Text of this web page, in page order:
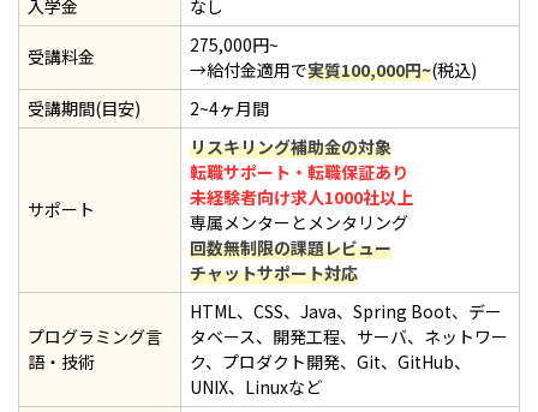
入学金
なし
受講料金
275,000円~
→給付金適用で実質100,000円~(税込)
受講期間(目安)
2~4ヶ月間
サポート
リスキリング補助金の対象
転職サポート・転職保証あり
未経験者向け求人1000社以上
専属メンターとメンタリング
回数無制限の課題レビュー
チャットサポート対応
プログラミング言
語・技術
HTML、CSS、Java、Spring Boot、デー
タベース、開発工程、サーバ、ネットワー
ク、プロダクト開発、Git、GitHub、
UNIX、Linuxなど